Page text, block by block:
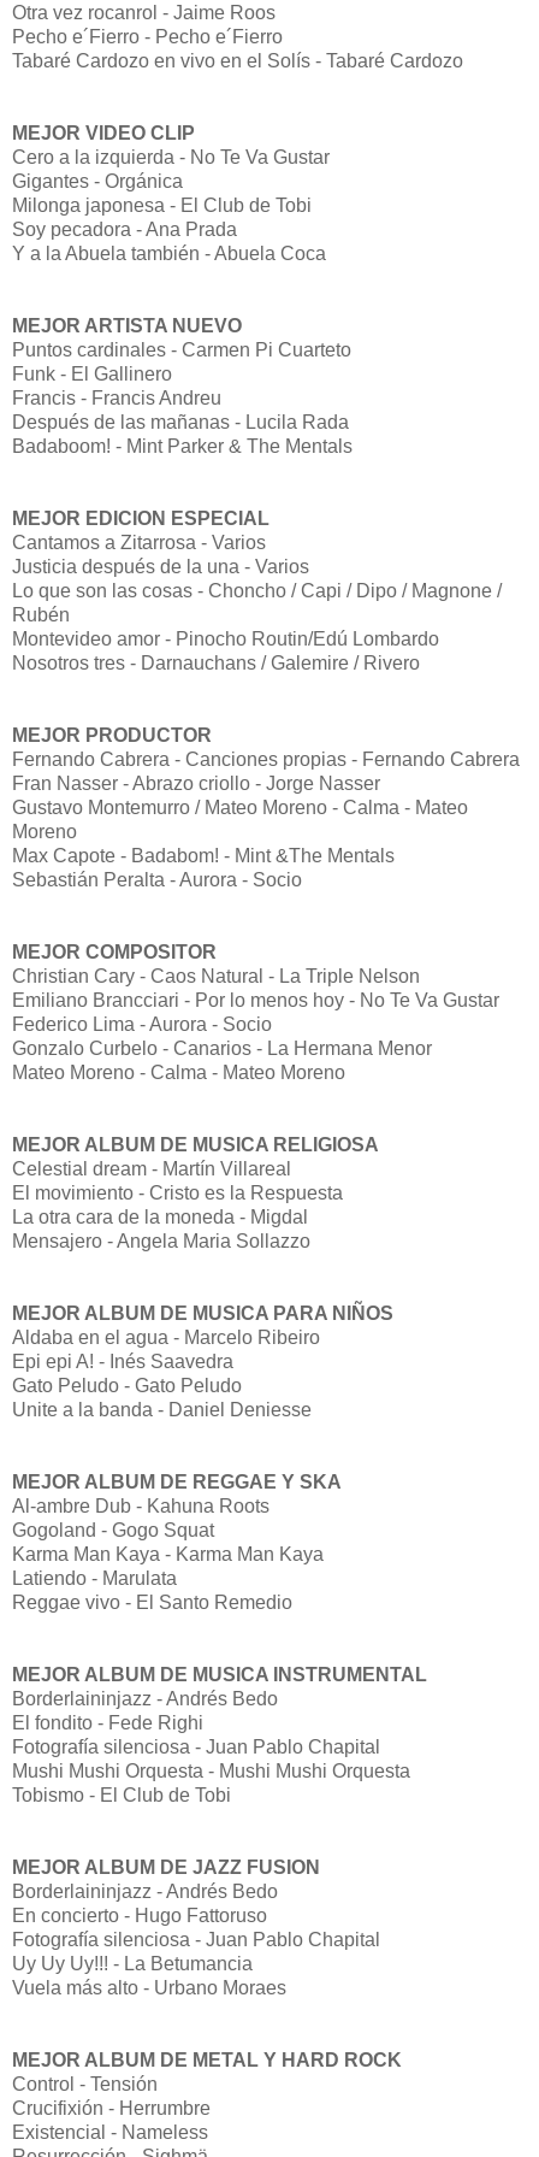
Otra vez rocanrol - Jaime Roos
Pecho e´Fierro - Pecho e´Fierro
Tabaré Cardozo en vivo en el Solís - Tabaré Cardozo
MEJOR VIDEO CLIP
Cero a la izquierda - No Te Va Gustar
Gigantes - Orgánica
Milonga japonesa - El Club de Tobi
Soy pecadora - Ana Prada
Y a la Abuela también - Abuela Coca
MEJOR ARTISTA NUEVO
Puntos cardinales - Carmen Pi Cuarteto
Funk - El Gallinero
Francis - Francis Andreu
Después de las mañanas - Lucila Rada
Badaboom! - Mint Parker & The Mentals
MEJOR EDICION ESPECIAL
Cantamos a Zitarrosa - Varios
Justicia después de la una - Varios
Lo que son las cosas - Choncho / Capi / Dipo / Magnone /
Rubén
Montevideo amor - Pinocho Routin/Edú Lombardo
Nosotros tres - Darnauchans / Galemire / Rivero
MEJOR PRODUCTOR
Fernando Cabrera - Canciones propias - Fernando Cabrera
Fran Nasser - Abrazo criollo - Jorge Nasser
Gustavo Montemurro / Mateo Moreno - Calma - Mateo
Moreno
Max Capote - Badabom! - Mint &The Mentals
Sebastián Peralta - Aurora - Socio
MEJOR COMPOSITOR
Christian Cary - Caos Natural - La Triple Nelson
Emiliano Brancciari - Por lo menos hoy - No Te Va Gustar
Federico Lima - Aurora - Socio
Gonzalo Curbelo - Canarios - La Hermana Menor
Mateo Moreno - Calma - Mateo Moreno
MEJOR ALBUM DE MUSICA RELIGIOSA
Celestial dream - Martín Villareal
El movimiento - Cristo es la Respuesta
La otra cara de la moneda - Migdal
Mensajero - Angela Maria Sollazzo
MEJOR ALBUM DE MUSICA PARA NIÑOS
Aldaba en el agua - Marcelo Ribeiro
Epi epi A! - Inés Saavedra
Gato Peludo - Gato Peludo
Unite a la banda - Daniel Deniesse
MEJOR ALBUM DE REGGAE Y SKA
Al-ambre Dub - Kahuna Roots
Gogoland - Gogo Squat
Karma Man Kaya - Karma Man Kaya
Latiendo - Marulata
Reggae vivo - El Santo Remedio
MEJOR ALBUM DE MUSICA INSTRUMENTAL
Borderlaininjazz - Andrés Bedo
El fondito - Fede Righi
Fotografía silenciosa - Juan Pablo Chapital
Mushi Mushi Orquesta - Mushi Mushi Orquesta
Tobismo - El Club de Tobi
MEJOR ALBUM DE JAZZ FUSION
Borderlaininjazz - Andrés Bedo
En concierto - Hugo Fattoruso
Fotografía silenciosa - Juan Pablo Chapital
Uy Uy Uy!!! - La Betumancia
Vuela más alto - Urbano Moraes
MEJOR ALBUM DE METAL Y HARD ROCK
Control - Tensión
Crucifixión - Herrumbre
Existencial - Nameless